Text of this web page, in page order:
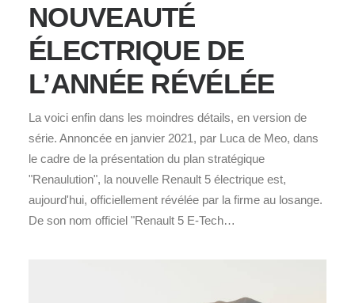
NOUVEAUTÉ
ÉLECTRIQUE DE
L’ANNÉE RÉVÉLÉE
La voici enfin dans les moindres détails, en version de
série. Annoncée en janvier 2021, par Luca de Meo, dans
le cadre de la présentation du plan stratégique
"Renaulution", la nouvelle Renault 5 électrique est,
aujourd'hui, officiellement révélée par la firme au losange.
De son nom officiel "Renault 5 E-Tech…